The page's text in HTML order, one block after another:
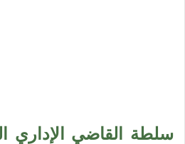
سلطة القاضي الإداري